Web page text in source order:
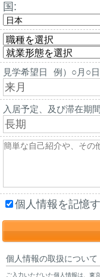
国:
見学希望日 例）○月○
入居予定、及び滞在期間
個人情報を記憶
個人情報の取扱について
ご入力いただいた個人情報は、東